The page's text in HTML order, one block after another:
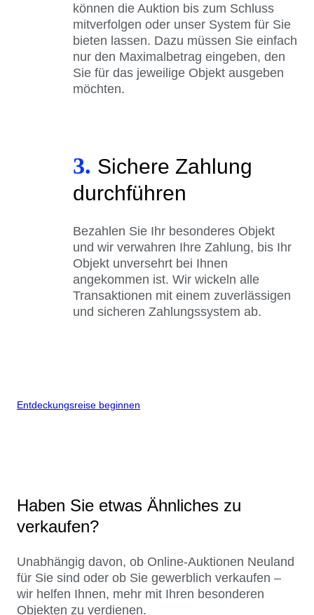
können die Auktion bis zum Schluss
mitverfolgen oder unser System für Sie
bieten lassen. Dazu müssen Sie einfach
nur den Maximalbetrag eingeben, den
Sie für das jeweilige Objekt ausgeben
möchten.
3. Sichere Zahlung
durchführen
Bezahlen Sie Ihr besonderes Objekt
und wir verwahren Ihre Zahlung, bis Ihr
Objekt unversehrt bei Ihnen
angekommen ist. Wir wickeln alle
Transaktionen mit einem zuverlässigen
und sicheren Zahlungssystem ab.
Entdeckungsreise beginnen
Haben Sie etwas Ähnliches zu
verkaufen?
Unabhängig davon, ob Online-Auktionen Neuland
für Sie sind oder ob Sie gewerblich verkaufen –
wir helfen Ihnen, mehr mit Ihren besonderen
Objekten zu verdienen.